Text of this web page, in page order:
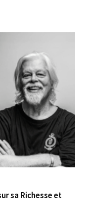
sa Richesse et